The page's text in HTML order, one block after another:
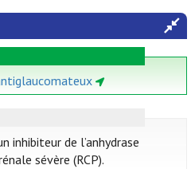
inhibiteur de l’anhydrase
sévère (RCP).